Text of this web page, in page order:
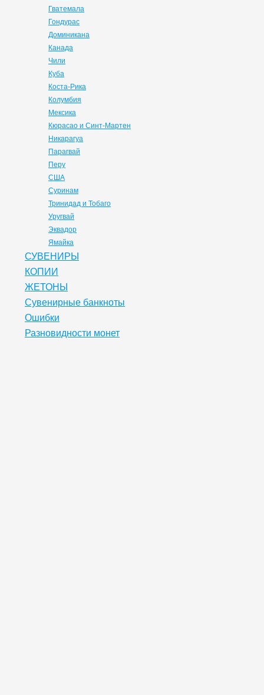
Гватемала
Гондурас
Доминикана
Канада
Чили
Куба
Коста-Рика
Колумбия
Мексика
Кюрасао и Синт-Мартен
Никарагуа
Парагвай
Перу
США
Суринам
Тринидад и Тобаго
Уругвай
Эквадор
Ямайка
СУВЕНИРЫ
КОПИИ
ЖЕТОНЫ
Сувенирные банкноты
Ошибки
Разновидности монет